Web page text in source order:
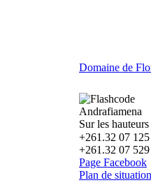
Domaine de
Andrafiamena
Sur les
+261.32 07
+261.32 07
Page Facebook
Plan de situation